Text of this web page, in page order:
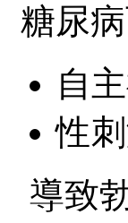
糖尿
自
性
導致